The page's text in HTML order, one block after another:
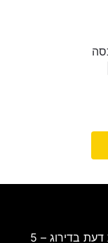
מעל 1,000 חוות דעת בדירוג – 5